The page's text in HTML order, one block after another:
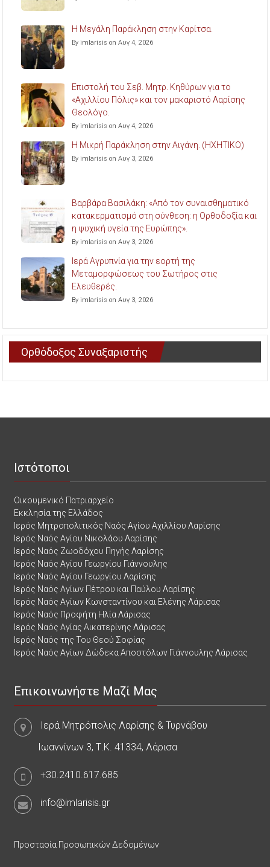
Η Μεγάλη Παράκληση στην Καρίτσα.
By imlarisis on Αυγ 4, 2026
Επιστολή του Σεβ. Μητρ. Κηθύρων για το
«Αχιλλίου Πόλις» και τον μακαριστό Λαρίσης
Θεολόγο.
By imlarisis on Αυγ 4, 2026
Η Μικρή Παράκληση στην Αιγάνη. (ΗΧΗΤΙΚΟ)
By imlarisis on Αυγ 3, 2026
Βαρβάρα Βασιλάκη: «Από τον συναισθηματικό
κατακερματισμό στη σύνθεση: η Ορθοδοξία και
η ψυχική υγεία της Ευρώπης».
By imlarisis on Αυγ 3, 2026
Ιερά Αγρυπνία για την εορτή της
Μεταμορφώσεως του Σωτήρος στις
Ελευθερές.
By imlarisis on Αυγ 3, 2026
Ορθόδοξος Συναξαριστής
Ιστότοποι
Οικουμενικό Πατριαρχείο
Εκκλησία της Ελλάδος
Ιερός Μητροπολιτικός Ναός Αγίου Αχιλλίου Λαρίσης
Ιερός Ναός Αγίου Νικολάου Λαρίσης
Ιερός Ναός Ζωοδόχου Πηγής Λαρίσης
Ιερός Ναός Αγίου Γεωργίου Γιάννουλης
Ιερός Ναός Αγίου Γεωργίου Λαρίσης
Ιερός Ναός Αγίων Πέτρου και Παύλου Λαρίσης
Ιερός Ναός Αγίων Κωνσταντίνου και Ελένης Λάρισας
Ιερός Ναός Προφήτη Ηλία Λάρισας
Ιερός Ναός Αγίας Αικατερίνης Λάρισας
Ιερός Ναός της Του Θεού Σοφίας
Ιερός Ναός Αγίων Δώδεκα Αποστόλων Γιάννουλης Λάρισας
Επικοινωνήστε Μαζί Μας
Ιερά Μητρόπολις Λαρίσης & Τυρνάβου
Ιωαννίνων 3, Τ.Κ. 41334, Λάρισα
+30.2410.617.685
info@imlarisis.gr
Προστασία Προσωπικών Δεδομένων